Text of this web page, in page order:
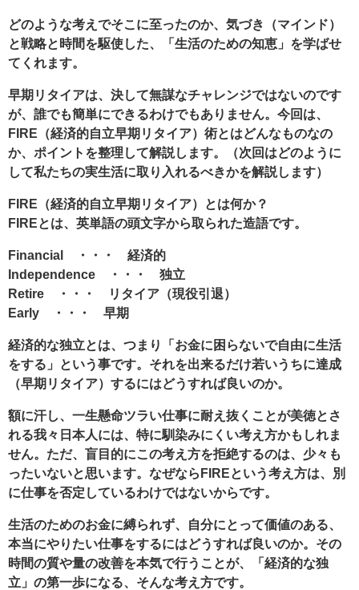
どのような考えでそこに至ったのか、気づき（マインド）
と戦略と時間を駆使した、「生活のための知恵」を学ばせ
てくれます。
早期リタイアは、決して無謀なチャレンジではないのです
が、誰でも簡単にできるわけでもありません。今回は、
FIRE（経済的自立早期リタイア）術とはどんなものなの
か、ポイントを整理して解説します。（次回はどのように
して私たちの実生活に取り入れるべきかを解説します）
FIRE（経済的自立早期リタイア）とは何か？
FIREとは、英単語の頭文字から取られた造語です。
Financial ・・・ 経済的
Independence ・・・ 独立
Retire ・・・ リタイア（現役引退）
Early ・・・ 早期
経済的な独立とは、つまり「お金に困らないで自由に生活
をする」という事です。それを出来るだけ若いうちに達成
（早期リタイア）するにはどうすれば良いのか。
額に汗し、一生懸命ツラい仕事に耐え抜くことが美徳とさ
れる我々日本人には、特に馴染みにくい考え方かもしれま
せん。ただ、盲目的にこの考え方を拒絶するのは、少々も
ったいないと思います。なぜならFIREという考え方は、別
に仕事を否定しているわけではないからです。
生活のためのお金に縛られず、自分にとって価値のある、
本当にやりたい仕事をするにはどうすれば良いのか。その
時間の質や量の改善を本気で行うことが、「経済的な独
立」の第一歩になる、そんな考え方です。